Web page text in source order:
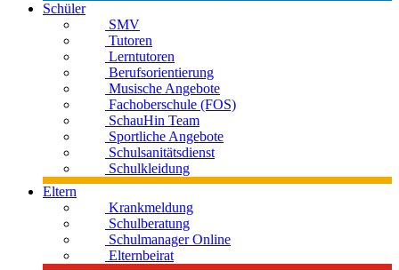
Schüler
SMV
Tutoren
Lerntutoren
Berufsorientierung
Musische Angebote
Fachoberschule (FOS)
SchauHin Team
Sportliche Angebote
Schulsanitätsdienst
Schulkleidung
Eltern
Krankmeldung
Schulberatung
Schulmanager Online
Elternbeirat